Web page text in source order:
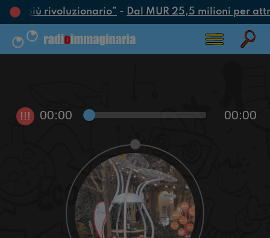
più rivoluzionario”- Dal MUR 25,5 milioni per
!!! 00:00 00:00